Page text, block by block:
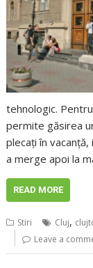
tehnologic.
permite găsirea
plecaţi în
a merge apoi la
READ MORE
Stiri Cluj,
Leave a